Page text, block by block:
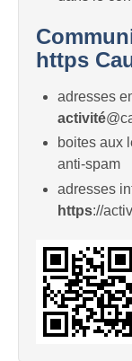
https
adresses
activité
boites aux
anti-spam
adresses
https://